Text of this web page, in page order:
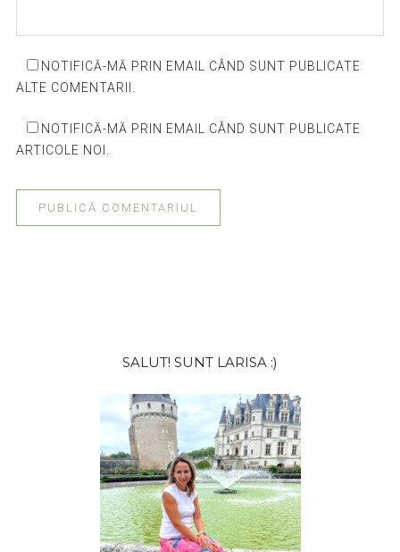
NOTIFICĂ-MĂ PRIN EMAIL CÂND SUNT PUBLICATE
ALTE COMENTARII.
NOTIFICĂ-MĂ PRIN EMAIL CÂND SUNT PUBLICATE
ARTICOLE NOI.
principală
SALUT! SUNT LARISA :)